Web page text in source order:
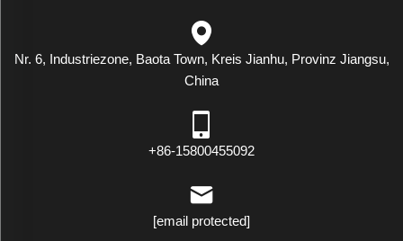
Nr. 6, Industriezone, Baota Town, Kreis Jianhu, Provinz Jiangsu,
China
+86-15800455092
[email protected]